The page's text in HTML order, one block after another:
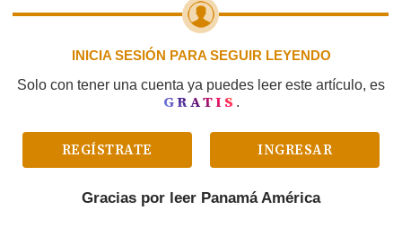
INICIA SESIÓN PARA SEGUIR LEYENDO
Solo con tener una cuenta ya puedes leer este artículo, es
GRATIS .
REGÍSTRATE INGRESAR
Gracias por leer Panamá América